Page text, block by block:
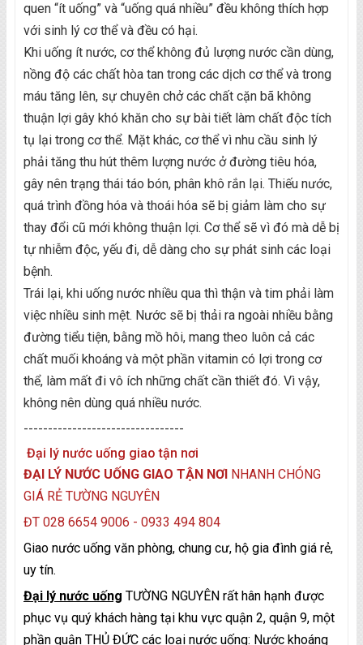
quen “ít uống” và “uống quá nhiều” đều không thích hợp
với sinh lý cơ thể và đều có hại.
Khi uống ít nước, cơ thể không đủ lượng nước cần dùng,
nồng độ các chất hòa tan trong các dịch cơ thể và trong
máu tăng lên, sự chuyên chở các chất cặn bã không
thuận lợi gây khó khăn cho sự bài tiết làm chất độc tích
tụ lại trong cơ thể. Mặt khác, cơ thể vì nhu cầu sinh lý
phải tăng thu hút thêm lượng nước ở đường tiêu hóa,
gây nên trạng thái táo bón, phân khô rắn lại. Thiếu nước,
quá trình đồng hóa và thoái hóa sẽ bị giảm làm cho sự
thay đổi cũ mới không thuận lợi. Cơ thể sẽ vì đó mà dễ bị
tự nhiễm độc, yếu đi, dễ dàng cho sự phát sinh các loại
bệnh.
Trái lại, khi uống nước nhiều qua thì thận và tim phải làm
việc nhiều sinh mệt. Nước sẽ bị thải ra ngoài nhiều bằng
đường tiểu tiện, bằng mồ hôi, mang theo luôn cả các
chất muối khoáng và một phần vitamin có lợi trong cơ
thể, làm mất đi vô ích những chất cần thiết đó. Vì vậy,
không nên dùng quá nhiều nước.
---------------------------------
Đại lý nước uống giao tận nơi
ĐẠI LÝ NƯỚC UỐNG GIAO TẬN NƠI NHANH CHÓNG
GIÁ RẺ TƯỜNG NGUYÊN
ĐT 028 6654 9006 - 0933 494 804
Giao nước uống văn phòng, chung cư, hộ gia đình giá rẻ,
uy tín.
Đại lý nước uống TƯỜNG NGUYÊN rất hân hạnh được
phục vụ quý khách hàng tại khu vực quận 2, quận 9, một
phần quận THỦ ĐỨC các loại nước uống: Nước khoáng